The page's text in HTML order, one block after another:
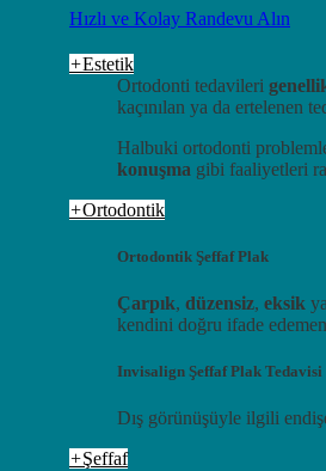
Hızlı ve Kolay Randevu Alın
+Estetik
Ortodonti tedavileri
kaçınılan ya da ertelenen
Halbuki ortodonti
konuşma gibi faaliyetleri
+Ortodontik
Ortodontik Şeffaf Plak
Çarpık, düzensiz, eksik
kendini doğru ifade
Invisalign Şeffaf Plak Tedavisi
Dış görünüşüyle ilgili
+Şeffaf